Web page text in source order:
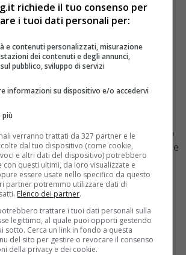
floreal look ha un sapore diverso
Us. Impegnata con la promozione
un altro look ultra chic che detta
nella sua casualità. Oltre al
a costine, ha puntato tutto
una trama floreale
retro e portano la firma di
che l’estate è ancora lunga e
po’ al debutto diIt Ends With Us
sullo
che l’attrice continuerà a proporre
la stagione.
richiede il tuo consenso per
i tuoi dati personali per:
e contenuti personalizzati, misurazione
dei contenuti e degli annunci,
pubblico, sviluppo di servizi
informazioni su dispositivo e/o accedervi
più
verranno trattati da 327 partner e le
dal tuo dispositivo (come cookie,
e altri dati del dispositivo) potrebbero
con questi ultimi, da loro visualizzate e
essere usate nello specifico da questo
partner potremmo utilizzare dati di
Elenco dei partner.
trattare i tuoi dati personali sulla
legittimo, al quale puoi opporti gestendo
sotto. Cerca un link in fondo a questa
del sito per gestire o revocare il consenso
della privacy e dei cookie.